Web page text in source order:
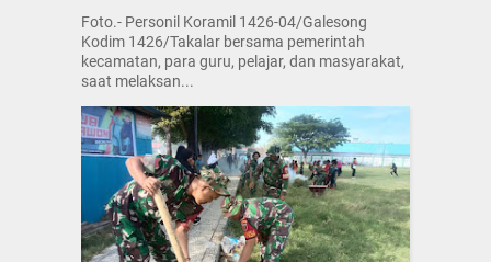
Foto.- Personil Koramil 1426-04/Galesong
Kodim 1426/Takalar bersama pemerintah
kecamatan, para guru, pelajar, dan masyarakat,
saat melaksan...